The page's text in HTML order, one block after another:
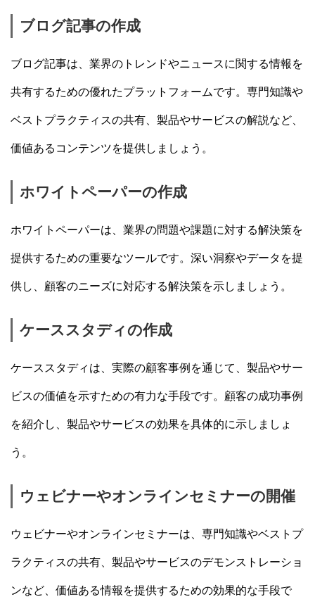
ブログ記事の作成
ブログ記事は、業界のトレンドやニュースに関する情報を
共有するための優れたプラットフォームです。専門知識や
ベストプラクティスの共有、製品やサービスの解説など、
価値あるコンテンツを提供しましょう。
ホワイトペーパーの作成
ホワイトペーパーは、業界の問題や課題に対する解決策を
提供するための重要なツールです。深い洞察やデータを提
供し、顧客のニーズに対応する解決策を示しましょう。
ケーススタディの作成
ケーススタディは、実際の顧客事例を通じて、製品やサー
ビスの価値を示すための有力な手段です。顧客の成功事例
を紹介し、製品やサービスの効果を具体的に示しましょ
う。
ウェビナーやオンラインセミナーの開催
ウェビナーやオンラインセミナーは、専門知識やベストプ
ラクティスの共有、製品やサービスのデモンストレーショ
ンなど、価値ある情報を提供するための効果的な手段で